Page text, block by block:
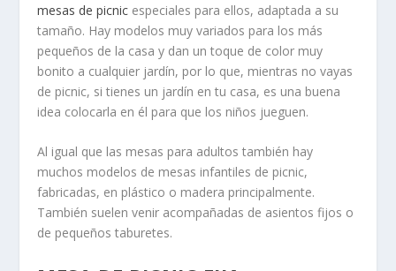
mesas de picnic especiales para ellos, adaptada a su
tamaño. Hay modelos muy variados para los más
pequeños de la casa y dan un toque de color muy
bonito a cualquier jardín, por lo que, mientras no vayas
de picnic, si tienes un jardín en tu casa, es una buena
idea colocarla en él para que los niños jueguen.
Al igual que las mesas para adultos también hay
muchos modelos de mesas infantiles de picnic,
fabricadas, en plástico o madera principalmente.
También suelen venir acompañadas de asientos fijos o
de pequeños taburetes.